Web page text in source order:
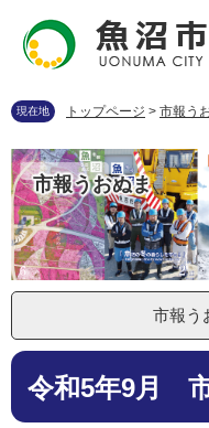
先
で
す
。
を
ば
し
て
本
文
へ
現在地 トップページ > 市報う
市報うおぬま
市報う
本
令和5年9月